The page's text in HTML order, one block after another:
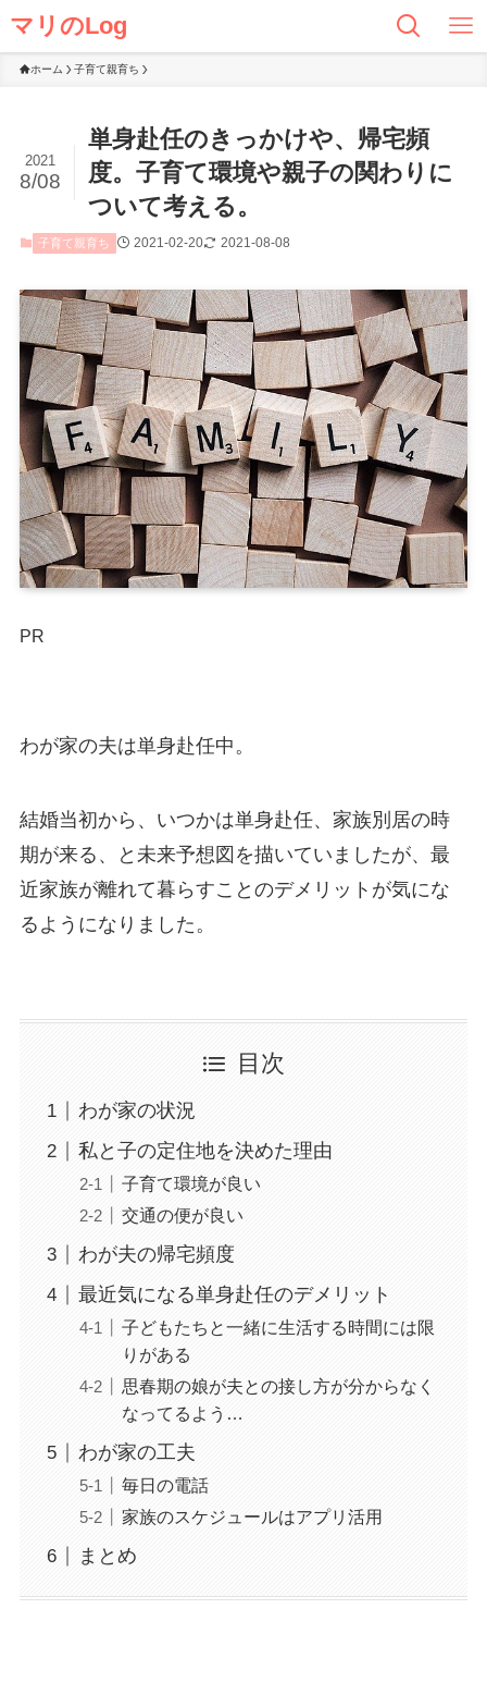
マリのLog
ホーム 子育て親育ち
単身赴任のきっかけや、帰宅頻
度。子育て環境や親子の関わりに
ついて考える。
2021
8/08
子育て親育ち 2021-02-20 2021-08-08
PR
わが家の夫は単身赴任中。
結婚当初から、いつかは単身赴任、家族別居の時
期が来る、と未来予想図を描いていましたが、最
近家族が離れて暮らすことのデメリットが気にな
るようになりました。
目次
わが家の状況
私と子の定住地を決めた理由
子育て環境が良い
交通の便が良い
わが夫の帰宅頻度
最近気になる単身赴任のデメリット
子どもたちと一緒に生活する時間には限
りがある
思春期の娘が夫との接し方が分からなく
なってるよう…
わが家の工夫
毎日の電話
家族のスケジュールはアプリ活用
まとめ